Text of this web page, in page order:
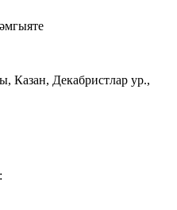
Казан, Декабристлар ур.,